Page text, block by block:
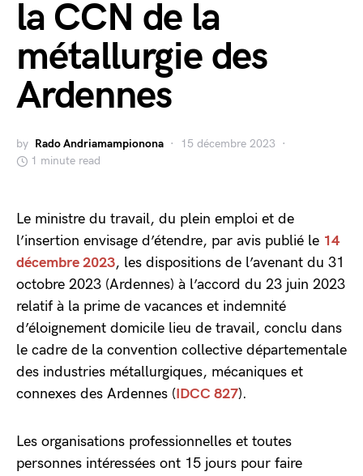
la CCN de la
métallurgie des
Ardennes
by Rado Andriamampionona
15 décembre 2023
1 minute read
Le ministre du travail, du plein emploi et de
l’insertion envisage d’étendre, par avis publié le 14
décembre 2023, les dispositions de l’avenant du 31
octobre 2023 (Ardennes) à l’accord du 23 juin 2023
relatif à la prime de vacances et indemnité
d’éloignement domicile lieu de travail, conclu dans
le cadre de la convention collective départementale
des industries métallurgiques, mécaniques et
connexes des Ardennes (IDCC 827).
Les organisations professionnelles et toutes
personnes intéressées ont 15 jours pour faire